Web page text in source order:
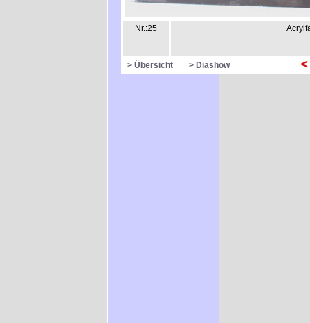
Nr.:25
> Übersicht > Diashow